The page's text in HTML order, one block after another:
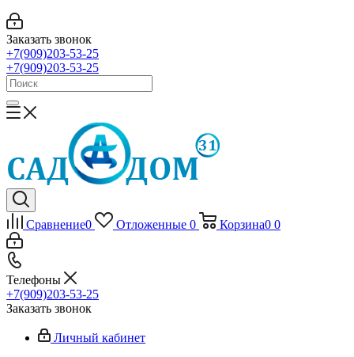
Заказать звонок
+7(909)203-53-25
+7(909)203-53-25
Сравнение0 Отложенные 0 Корзина0 0
Телефоны
+7(909)203-53-25
Заказать звонок
Личный кабинет